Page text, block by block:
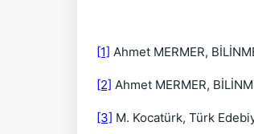
[1] Ahmet MERMER,
[2] Ahmet MERMER,
[3] M. Kocatürk, Türk